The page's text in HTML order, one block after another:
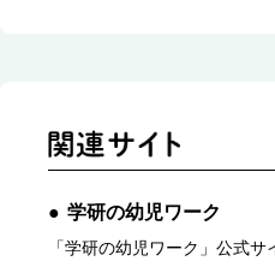
学研の幼児ワーク
「学研の幼児ワーク」公式